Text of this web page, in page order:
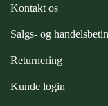
PREMIER
Kontakt os
Salgs- og
Returnering
Kunde login